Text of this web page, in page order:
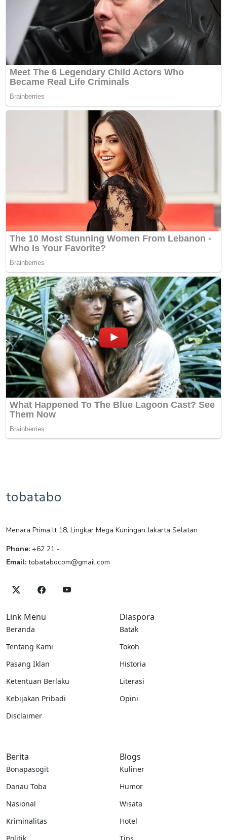
tobatabo
Menara Prima lt 18, Lingkar Mega Kuningan Jakarta Selatan
Phone: +62 21 -
Email: tobatabocom@gmail.com
Link Menu
Beranda
Tentang Kami
Pasang Iklan
Ketentuan Berlaku
Kebijakan Pribadi
Disclaimer
Diaspora
Batak
Tokoh
Historia
Literasi
Opini
Berita
Bonapasogit
Danau Toba
Nasional
Kriminalitas
Politik
Blogs
Kuliner
Humor
Wisata
Hotel
Tips